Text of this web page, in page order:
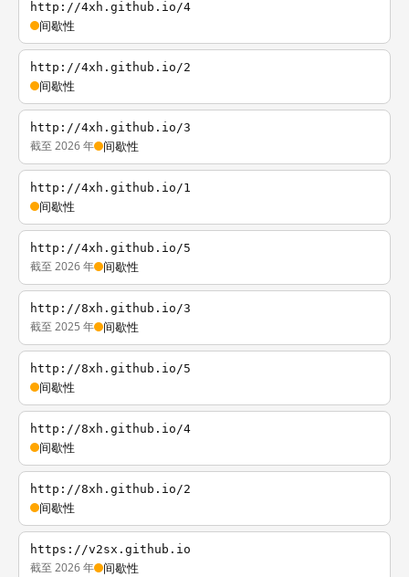
http://4xh.github.io/4
间歇性
http://4xh.github.io/2
间歇性
http://4xh.github.io/3
截至 2026 年 间歇性
http://4xh.github.io/1
间歇性
http://4xh.github.io/5
截至 2026 年 间歇性
http://8xh.github.io/3
截至 2025 年 间歇性
http://8xh.github.io/5
间歇性
http://8xh.github.io/4
间歇性
http://8xh.github.io/2
间歇性
https://v2sx.github.io
截至 2026 年 间歇性